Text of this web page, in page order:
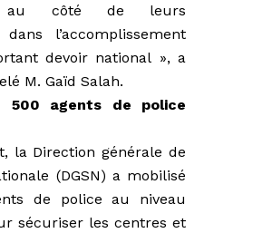
au côté de leurs
dans l’accomplissement
devoir national », a
M. Gaïd Salah.
500 agents de police
la Direction générale de
(DGSN) a mobilisé
de police au niveau
sécuriser les centres et